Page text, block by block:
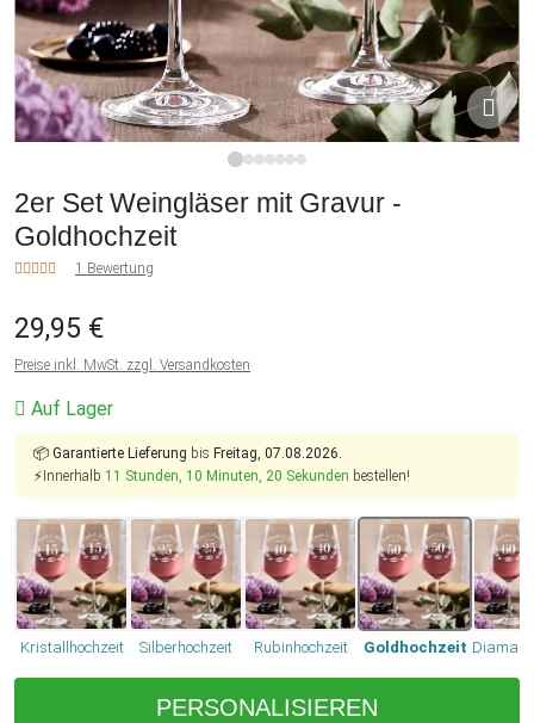
2er Set Weingläser mit Gravur -
Goldhochzeit
1 Bewertung
29,95 €
Preise inkl. MwSt. zzgl. Versandkosten
Auf Lager
📦 Garantierte Lieferung bis Freitag, 07.08.2026.
⚡Innerhalb 11 Stunden, 10 Minuten, 20 Sekunden bestellen!
Kristallhochzeit Silberhochzeit Rubinhochzeit Goldhochzeit
PERSONALISIEREN